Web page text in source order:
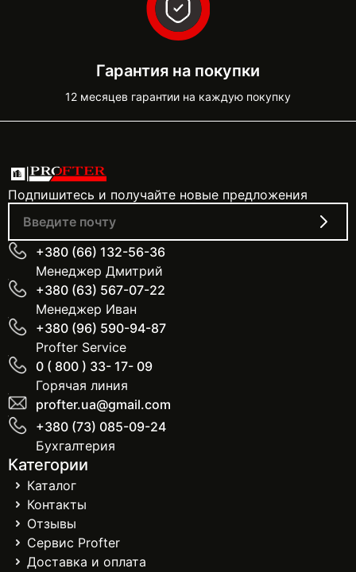
Гарантия на покупки
12 месяцев гарантии на каждую покупку
Подпишитесь и получайте новые предложения
+380 (66) 132-56-36
Менеджер Дмитрий
+380 (63) 567-07-22
Менеджер Иван
+380 (96) 590-94-87
Profter Service
0 ( 800 ) 33- 17- 09
Горячая линия
profter.ua@gmail.com
+380 (73) 085-09-24
Бухгалтерия
Категории
Каталог
Контакты
Отзывы
Сервис Profter
Доставка и оплата